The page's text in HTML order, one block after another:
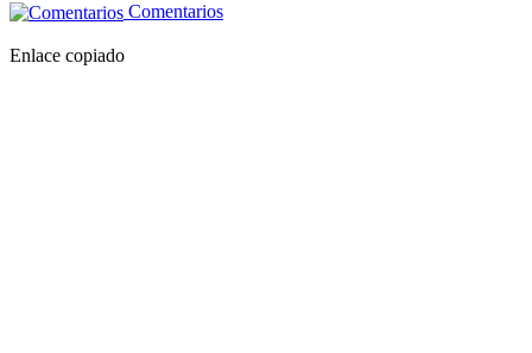
Comentarios
Enlace copiado